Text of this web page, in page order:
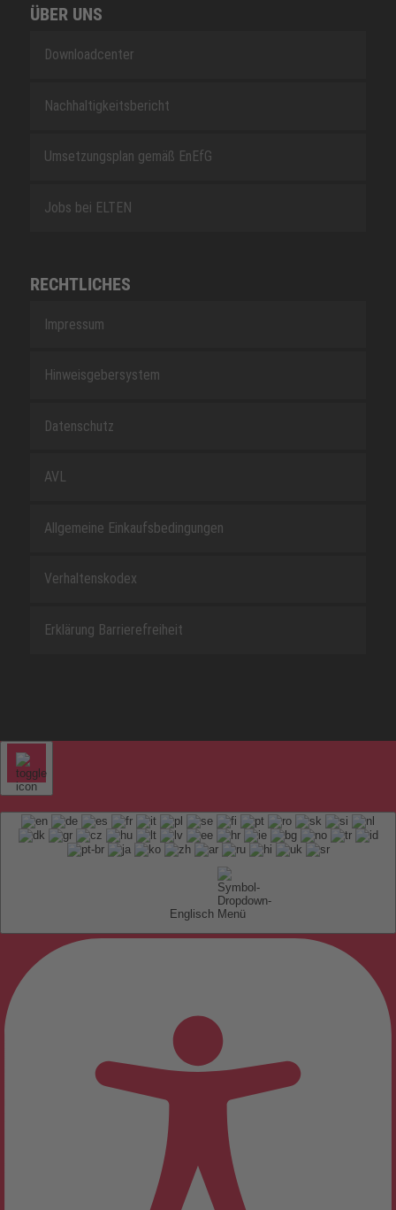
ÜBER UNS
Downloadcenter
Nachhaltigkeitsbericht
Umsetzungsplan gemäß EnEfG
Jobs bei ELTEN
RECHTLICHES
Impressum
Hinweisgebersystem
Datenschutz
AVL
Allgemeine Einkaufsbedingungen
Verhaltenskodex
Erklärung Barrierefreiheit
Englisch